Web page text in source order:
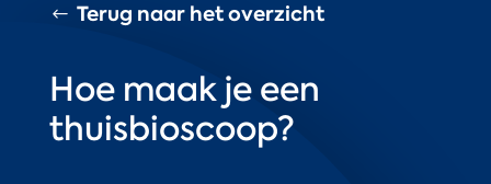
Terug naar het overzicht
Hoe maak je een
thuisbioscoop?